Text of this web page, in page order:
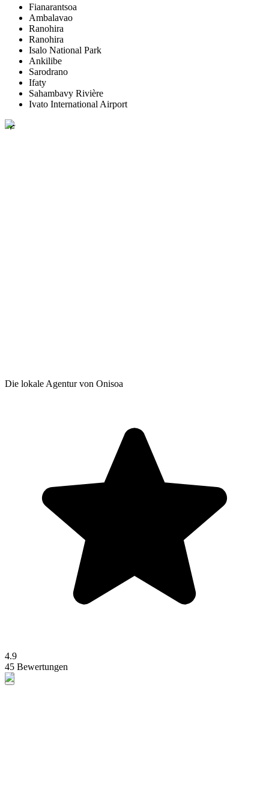
Fianarantsoa
Ambalavao
Ranohira
Ranohira
Isalo National Park
Ankilibe
Sarodrano
Ifaty
Sahambavy Rivière
Ivato International Airport
Die lokale Agentur von Onisoa
4.9
45 Bewertungen